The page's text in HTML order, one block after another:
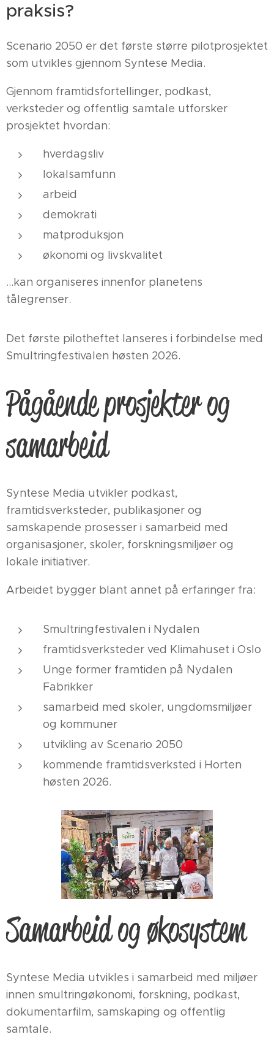
praksis?
Scenario 2050 er det første større pilotprosjektet
som utvikles gjennom Syntese Media.
Gjennom framtidsfortellinger, podkast,
verksteder og offentlig samtale utforsker
prosjektet hvordan:
hverdagsliv
lokalsamfunn
arbeid
demokrati
matproduksjon
økonomi og livskvalitet
…kan organiseres innenfor planetens
tålegrenser.
Det første pilotheftet lanseres i forbindelse med
Smultringfestivalen høsten 2026.
Pågående prosjekter og
samarbeid
Syntese Media utvikler podkast,
framtidsverksteder, publikasjoner og
samskapende prosesser i samarbeid med
organisasjoner, skoler, forskningsmiljøer og
lokale initiativer.
Arbeidet bygger blant annet på erfaringer fra:
Smultringfestivalen i Nydalen
framtidsverksteder ved Klimahuset i Oslo
Unge former framtiden på Nydalen
Fabrikker
samarbeid med skoler, ungdomsmiljøer
og kommuner
utvikling av Scenario 2050
kommende framtidsverksted i Horten
høsten 2026.
Samarbeid og økosystem
Syntese Media utvikles i samarbeid med miljøer
innen smultringøkonomi, forskning, podkast,
dokumentarfilm, samskaping og offentlig
samtale.